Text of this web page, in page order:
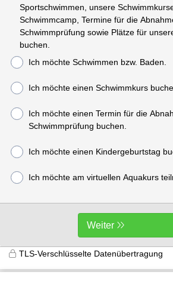
Sportschwimmen, unsere
Schwimmcamp, Termine für die
Schwimmprüfung sowie Plätze für
buchen.
Ich möchte Schwimmen bzw. Baden.
Ich möchte einen Schwimmkurs
Ich möchte einen Termin für die
Schwimmprüfung buchen.
Ich möchte einen Kindergeburtstag
Ich möchte am virtuellen Aquakurs
Weiter
TLS-Verschlüsselte Datenübertragung